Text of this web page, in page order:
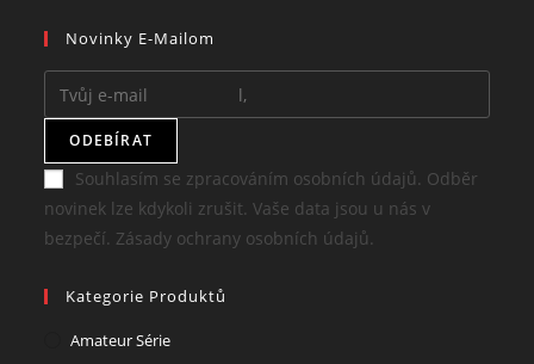
tab
tab
a
new
tab
Novinky E-Mailom
ODEBÍRAT
Souhlasím se zpracováním osobních údajů. Odběr
novinek lze kdykoli zrušit. Vaše data jsou u nás v
bezpečí. Zásady ochrany osobních údajů.
Kategorie Produktů
Amateur Série